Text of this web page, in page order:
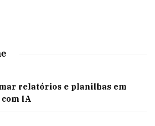
relatórios e planilhas em
IA